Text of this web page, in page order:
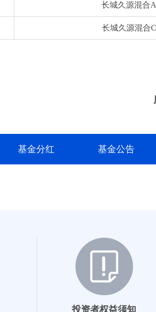
长城久源混合A
长城久源混合C
基金分红 基金公告
投资者权益须知